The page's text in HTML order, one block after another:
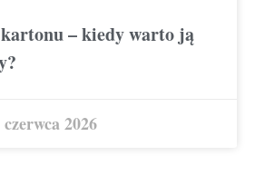
– kiedy warto ją
czerwca 2026